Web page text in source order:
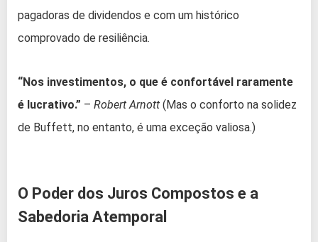
pagadoras de dividendos e com um histórico
comprovado de resiliência.
“Nos investimentos, o que é confortável raramente
é lucrativo.” – Robert Arnott (Mas o conforto na solidez
de Buffett, no entanto, é uma exceção valiosa.)
O Poder dos Juros Compostos e a
Sabedoria Atemporal